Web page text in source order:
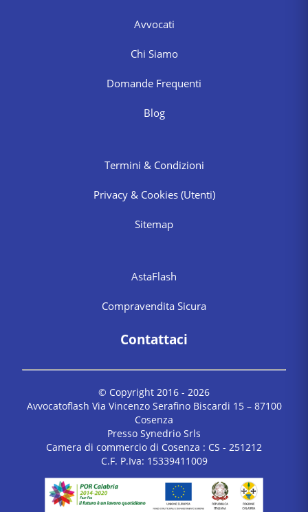
Avvocati
Chi Siamo
Domande Frequenti
Blog
Termini & Condizioni
Privacy & Cookies (Utenti)
Sitemap
AstaFlash
Compravendita Sicura
Contattaci
© Copyright 2016 - 2026
Avvocatoflash Via Vincenzo Serafino Biscardi 15 – 87100
Cosenza
Presso Synedrio Srls
Camera di commercio di Cosenza : CS - 251212
C.F. P.Iva: 15339411009